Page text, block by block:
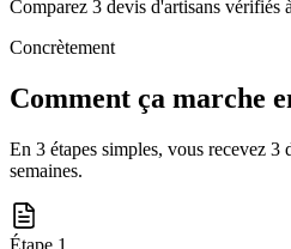
Comparez 3 devis d'artisans vérifiés à
Concrètement
Comment ça marche
En 3 étapes simples, vous recevez 3
semaines.
Étape 1